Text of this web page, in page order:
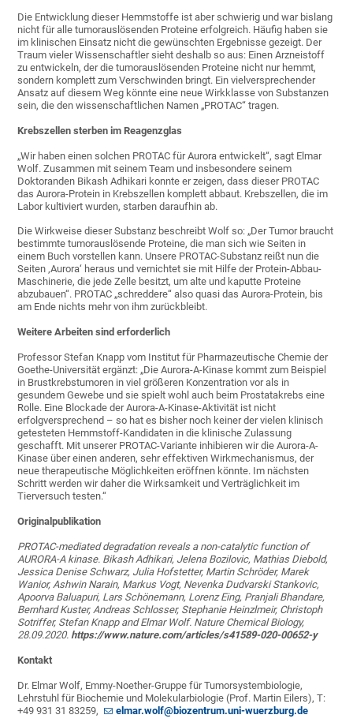
Die Entwicklung dieser Hemmstoffe ist aber schwierig und war bislang
nicht für alle tumorauslösenden Proteine erfolgreich. Häufig haben sie
im klinischen Einsatz nicht die gewünschten Ergebnisse gezeigt. Der
Traum vieler Wissenschaftler sieht deshalb so aus: Einen Arzneistoff
zu entwickeln, der die tumorauslösenden Proteine nicht nur hemmt,
sondern komplett zum Verschwinden bringt. Ein vielversprechender
Ansatz auf diesem Weg könnte eine neue Wirkklasse von Substanzen
sein, die den wissenschaftlichen Namen „PROTAC“ tragen.
Krebszellen sterben im Reagenzglas
„Wir haben einen solchen PROTAC für Aurora entwickelt“, sagt Elmar
Wolf. Zusammen mit seinem Team und insbesondere seinem
Doktoranden Bikash Adhikari konnte er zeigen, dass dieser PROTAC
das Aurora-Protein in Krebszellen komplett abbaut. Krebszellen, die im
Labor kultiviert wurden, starben daraufhin ab.
Die Wirkweise dieser Substanz beschreibt Wolf so: „Der Tumor braucht
bestimmte tumorauslösende Proteine, die man sich wie Seiten in
einem Buch vorstellen kann. Unsere PROTAC-Substanz reißt nun die
Seiten ‚Aurora‘ heraus und vernichtet sie mit Hilfe der Protein-Abbau-
Maschinerie, die jede Zelle besitzt, um alte und kaputte Proteine
abzubauen“. PROTAC „schreddere“ also quasi das Aurora-Protein, bis
am Ende nichts mehr von ihm zurückbleibt.
Weitere Arbeiten sind erforderlich
Professor Stefan Knapp vom Institut für Pharmazeutische Chemie der
Goethe-Universität ergänzt: „Die Aurora-A-Kinase kommt zum Beispiel
in Brustkrebstumoren in viel größeren Konzentration vor als in
gesundem Gewebe und sie spielt wohl auch beim Prostatakrebs eine
Rolle. Eine Blockade der Aurora-A-Kinase-Aktivität ist nicht
erfolgversprechend – so hat es bisher noch keiner der vielen klinisch
getesteten Hemmstoff-Kandidaten in die klinische Zulassung
geschafft. Mit unserer PROTAC-Variante inhibieren wir die Aurora-A-
Kinase über einen anderen, sehr effektiven Wirkmechanismus, der
neue therapeutische Möglichkeiten eröffnen könnte. Im nächsten
Schritt werden wir daher die Wirksamkeit und Verträglichkeit im
Tierversuch testen.“
Originalpublikation
PROTAC-mediated degradation reveals a non-catalytic function of
AURORA-A kinase. Bikash Adhikari, Jelena Bozilovic, Mathias Diebold,
Jessica Denise Schwarz, Julia Hofstetter, Martin Schröder, Marek
Wanior, Ashwin Narain, Markus Vogt, Nevenka Dudvarski Stankovic,
Apoorva Baluapuri, Lars Schönemann, Lorenz Eing, Pranjali Bhandare,
Bernhard Kuster, Andreas Schlosser, Stephanie Heinzlmeir, Christoph
Sotriffer, Stefan Knapp and Elmar Wolf. Nature Chemical Biology,
28.09.2020.https://www.nature.com/articles/s41589-020-00652-y
Kontakt
Dr. Elmar Wolf, Emmy-Noether-Gruppe für Tumorsystembiologie,
Lehrstuhl für Biochemie und Molekularbiologie (Prof. Martin Eilers), T:
+49 931 31 83259,
elmar.wolf@biozentrum.uni-wuerzburg.de